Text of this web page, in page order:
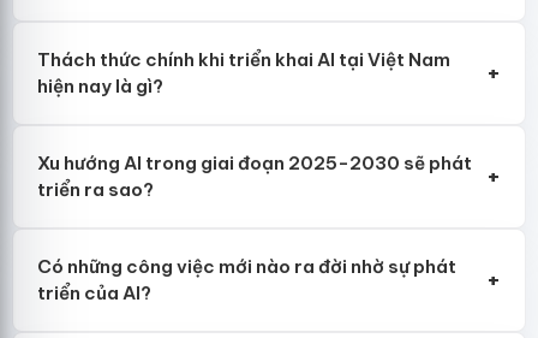
Thách thức chính khi triển khai AI tại Việt Nam
hiện nay là gì?
+
Xu hướng AI trong giai đoạn 2025-2030 sẽ phát
triển ra sao?
+
Có những công việc mới nào ra đời nhờ sự phát
triển của AI?
+